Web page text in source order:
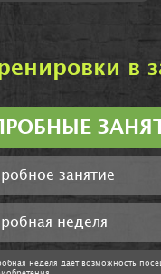
в
занятие
неделя
неделя дает возможность